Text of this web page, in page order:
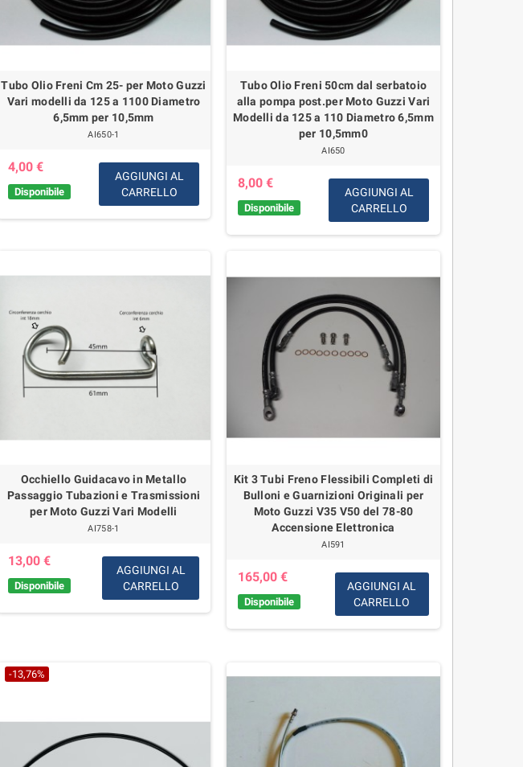
Tubo Olio Freni Cm 25- per Moto Guzzi
Vari modelli da 125 a 1100 Diametro
6,5mm per 10,5mm
AI650-1
4,00 €
Disponibile
AGGIUNGI AL
CARRELLO
Tubo Olio Freni 50cm dal serbatoio
alla pompa post.per Moto Guzzi Vari
Modelli da 125 a 110 Diametro 6,5mm
per 10,5mm0
AI650
8,00 €
Disponibile
AGGIUNGI AL
CARRELLO
Occhiello Guidacavo in Metallo
Passaggio Tubazioni e Trasmissioni
per Moto Guzzi Vari Modelli
AI758-1
13,00 €
Disponibile
AGGIUNGI AL
CARRELLO
Kit 3 Tubi Freno Flessibili Completi di
Bulloni e Guarnizioni Originali per
Moto Guzzi V35 V50 del 78-80
Accensione Elettronica
AI591
165,00 €
Disponibile
AGGIUNGI AL
CARRELLO
-13,76%